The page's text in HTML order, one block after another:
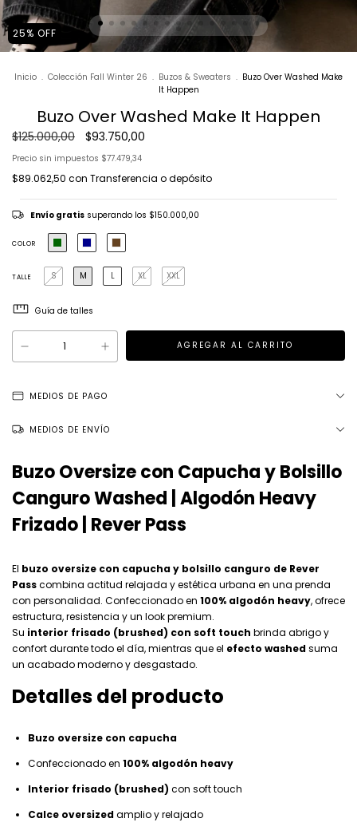
25% OFF
Inicio . Colección Fall Winter 26 . Buzos & Sweaters . Buzo Over Washed Make
It Happen
Buzo Over Washed Make It Happen
$125.000,00 $93.750,00
Precio sin impuestos $77.479,34
$89.062,50 con Transferencia o depósito
Envío gratis superando los $150.000,00
COLOR
TALLE S M L XL XXL
Guía de talles
MEDIOS DE PAGO
MEDIOS DE ENVÍO
Buzo Oversize con Capucha y Bolsillo
Canguro Washed | Algodón Heavy
Frizado | Rever Pass
El buzo oversize con capucha y bolsillo canguro de Rever
Passcombina actitud relajada y estética urbana en una prenda
con personalidad. Confeccionado en 100% algodón heavy, ofrece
estructura, resistencia y un look premium.
Su interior frisado (brushed) con soft touch brinda abrigo y
confort durante todo el día, mientras que el efecto washedsuma
un acabado moderno y desgastado.
Detalles del producto
Buzo oversize con capucha
Confeccionado en 100% algodón heavy
Interior frisado (brushed) con soft touch
Calce oversizedamplio y relajado